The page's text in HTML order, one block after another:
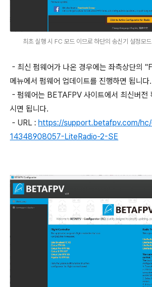
최초 실행 시 FC 모드 이므로 하단의 송신기 설정모
- 최신 펌웨어가 나온 경우에는 좌측상단의
메뉴에서 펌웨어 업데이트를 진행하면 됩니다.
- 펌웨어는 BETAFPV 사이트에서 최신버전
시면 됩니다.
- URL : https://support.betafpv.com/
14348908057-LiteRadio-2-SE